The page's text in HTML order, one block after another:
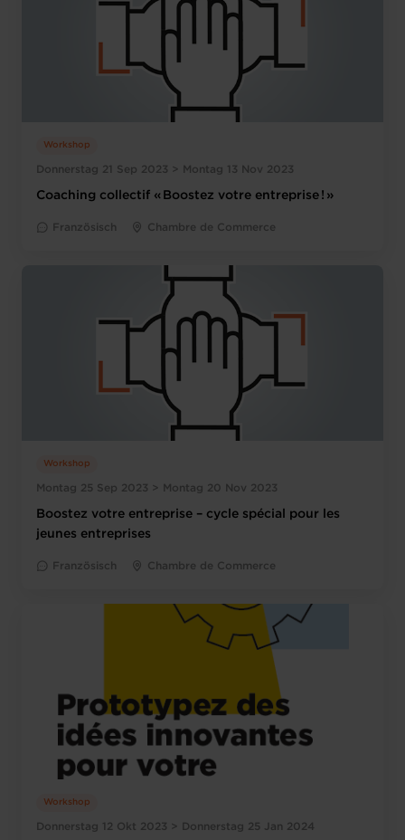
Donnerstag 21 Sep 2023 > Montag 13 Nov 2023
Workshop
Coaching collectif « Boostez votre entreprise ! »
Französisch Chambre de Commerce
Montag 25 Sep 2023 > Montag 20 Nov 2023
Workshop
Boostez votre entreprise – cycle spécial pour les
jeunes entreprises
Französisch Chambre de Commerce
Donnerstag 12 Okt 2023 > Donnerstag 25 Jan 2024
Workshop